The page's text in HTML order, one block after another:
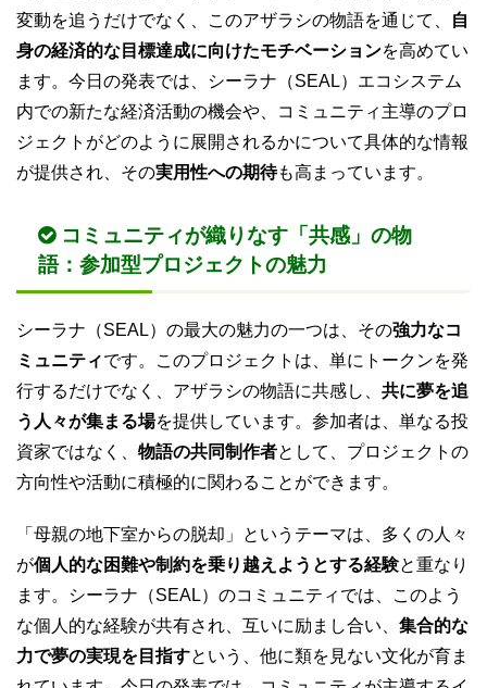
変動を追うだけでなく、このアザラシの物語を通じて、
自
身の経済的な目標達成に向けたモチベーションを高めてい
ます。今日の発表では、シーラナ（SEAL）エコシステム
内での新たな経済活動の機会や、コミュニティ主導のプロ
ジェクトがどのように展開されるかについて具体的な情報
が提供され、その実用性への期待も高まっています。
コミュニティが織りなす「共感」の物
語：参加型プロジェクトの魅力
シーラナ（SEAL）の最大の魅力の一つは、その強力なコ
ミュニティです。このプロジェクトは、単にトークンを発
行するだけでなく、アザラシの物語に共感し、 共に夢を追
う人々が集まる場を提供しています。参加者は、単なる投
資家ではなく、 物語の共同制作者として、プロジェクトの
方向性や活動に積極的に関わることができます。
「母親の地下室からの脱却」というテーマは、多くの人々
が個人的な困難や制約を乗り越えようとする経験と重なり
ます。シーラナ（SEAL）のコミュニティでは、このよう
な個人的な経験が共有され、互いに励まし合い、 集合的な
力で夢の実現を目指すという、他に類を見ない文化が育ま